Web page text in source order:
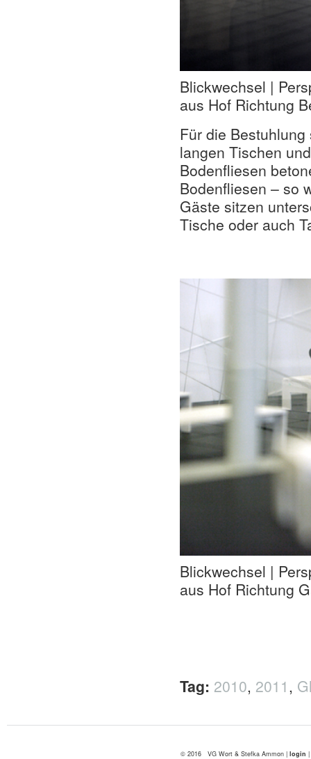
Blickwechsel |
aus Hof Richtung
Für die
langen Tischen
Bodenfliesen
Bodenfliesen – so
Gäste sitzen
Tische oder auch
Blickwechsel |
aus Hof Richtung
Tag: 2010, 2011,
© 2016 VG Wort & Stefka Ammon | login |